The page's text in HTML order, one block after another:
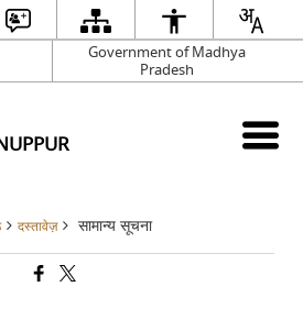
Government of Madhya
Pradesh
दस्तावेज़ सामान्य सूचना